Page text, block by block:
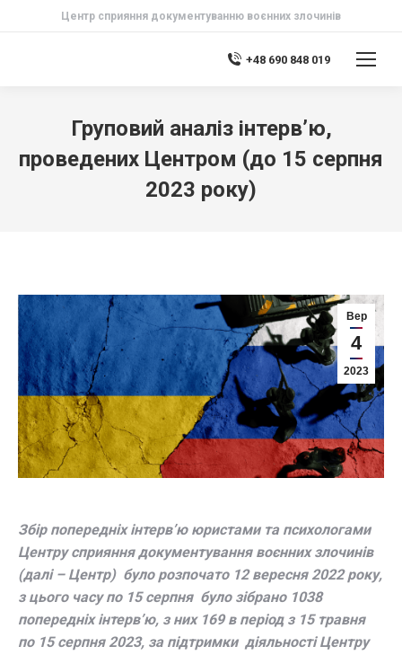
Центр сприяння документуванню воєнних злочинів
+48 690 848 019
Груповий аналіз інтерв’ю,
проведених Центром (до 15 серпня
2023 року)
Вер
4
2023
Збір попередніх інтерв’ю юристами та психологами
Центру сприяння документування воєнних злочинів
(далі – Центр) було розпочато 12 вересня 2022року,
з цього часу по 15 cерпня було зібрано 1038
попередніх інтерв’ю, з них 169 в період з 15 травня
по 15 серпня 2023, за підтримки діяльності Центру